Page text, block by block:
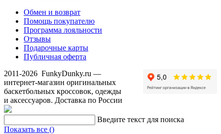
Обмен и возврат
Помощь покупателю
Программа лояльности
Отзывы
Подарочные карты
Публичная оферта
2011-2026 FunkyDunky.ru —
интернет-магазин оригинальных
баскетбольных кроссовок, одежды
и аксессуаров. Доставка по России
Введите текст для поиска
Показать все ()